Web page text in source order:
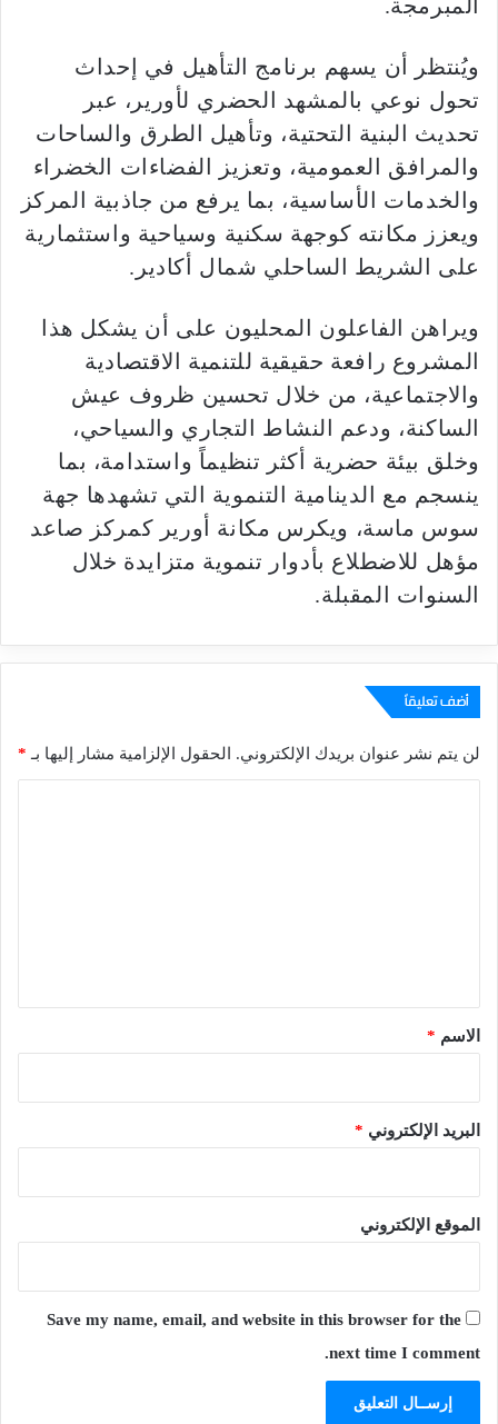
المبرمجة.
ويُنتظر أن يسهم برنامج التأهيل في إحداث
تحول نوعي بالمشهد الحضري لأورير، عبر
تحديث البنية التحتية، وتأهيل الطرق والساحات
والمرافق العمومية، وتعزيز الفضاءات الخضراء
والخدمات الأساسية، بما يرفع من جاذبية المركز
ويعزز مكانته كوجهة سكنية وسياحية واستثمارية
على الشريط الساحلي شمال أكادير.
ويراهن الفاعلون المحليون على أن يشكل هذا
المشروع رافعة حقيقية للتنمية الاقتصادية
والاجتماعية، من خلال تحسين ظروف عيش
الساكنة، ودعم النشاط التجاري والسياحي،
وخلق بيئة حضرية أكثر تنظيماً واستدامة، بما
ينسجم مع الدينامية التنموية التي تشهدها جهة
سوس ماسة، ويكرس مكانة أورير كمركز صاعد
مؤهل للاضطلاع بأدوار تنموية متزايدة خلال
السنوات المقبلة.
أضف تعليقاً
لن يتم نشر عنوان بريدك الإلكتروني. الحقول الإلزامية مشار إليها بـ *
*الاسم *
البريد الإلكتروني *
الموقع الإلكتروني
Save my name, email, and website in this browser for the
next time I comment.